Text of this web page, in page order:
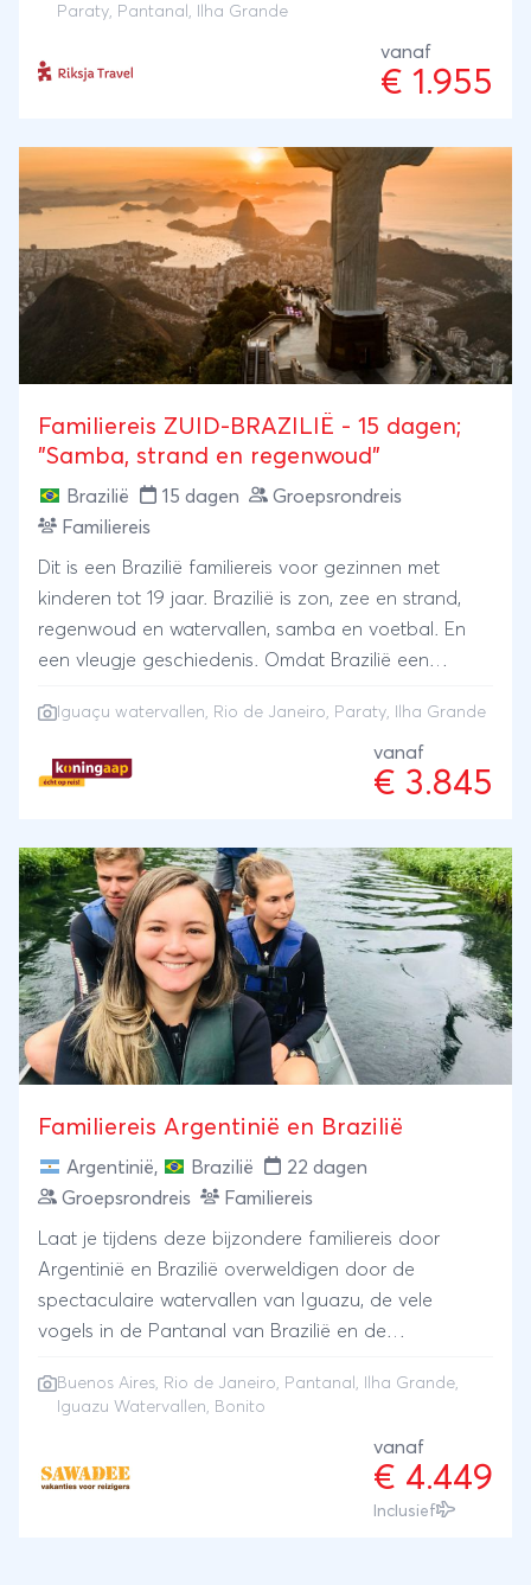
Pantanal.
Paraty, Pantanal , Ilha Grande
vanaf
€ 1.955
Familiereis ZUID-BRAZILIË - 15 dagen;
"Samba, strand en regenwoud"
Brazilië 15 dagen
Groepsrondreis
Familiereis
Dit is een Brazilië familiereis voor gezinnen met
kinderen tot 19 jaar. Brazilië is zon, zee en strand,
regenwoud en watervallen, samba en voetbal. En
een vleugje geschiedenis. Omdat Brazilië een
hoogtepunten van het zuiden. Rio de Janeiro is nog
mooier dan de naam doet vermoeden. Bezoek de
mooiste plekjes, leer samba dansen en proef de
in Rio ook zeker ook aan hun trekken komen. De
wereldberoemde watervallen van Iguaçú zijn een
wereld op zich. Omgeven door jungle stort het
water via talloze watervallen naar beneden. In
Paraty leer je meer over de Braziliaanse
geschiedenis voordat je je reis afsluit in het
paradijselijke Ilha Grande met zijn oogverblindende
stranden. Wacht niet langer en ga mee op avontuur
Iguaçu watervallen, Rio de Janeiro, Paraty, Ilha Grande
vanaf
€ 3.845
Familiereis Argentinië en Brazilië
Argentinië, Brazilië
22 dagen
Groepsrondreis
Familiereis
Laat je tijdens deze bijzondere familiereis door
Argentinië en Brazilië overweldigen door de
spectaculaire watervallen van Iguazu, de vele
vogels in de Pantanal van Brazilië en de
het hele gezin betoverd door het diepblauwe water
door de kristalheldere riviertjes van dit bijzondere
gebied. Proef de sfeer van de tango in Buenos
Aires en dans samen met de kinderen de samba in
Buenos Aires, Rio de Janeiro, Pantanal , Ilha Grande,
Iguazu Watervallen, Bonito
vanaf
€ 4.449
Inclusief